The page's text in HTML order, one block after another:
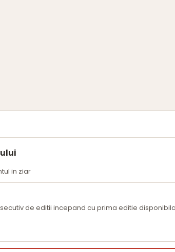
in ziar
de editii incepand cu prima editie disponibila